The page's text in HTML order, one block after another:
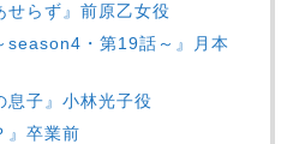
せらず』前原乙女役
season4・第19話～』月本
息子』小林光子役
』卒業前